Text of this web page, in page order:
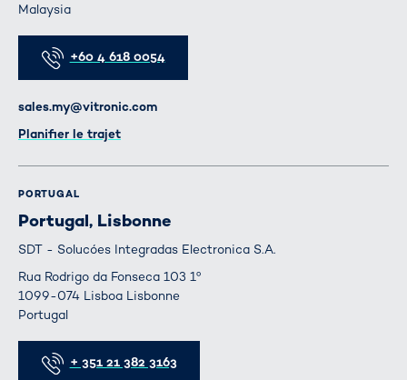
Malaysia
Téléphone
+60 4 618 0054
E-mail
sales.my@vitronic.com
Itinéraire
Planifier le trajet
PORTUGAL
Portugal, Lisbonne
SDT - Solucóes Integradas Electronica S.A.
Rua Rodrigo da Fonseca 103 1º
1099-074 Lisboa Lisbonne
Portugal
Téléphone
+ 351 21 382 3163